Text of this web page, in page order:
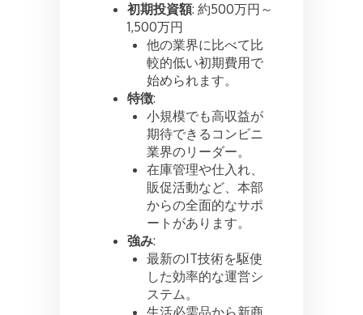
初期投資額: 約500万円～
1,500万円
他の業界に比べて比
較的低い初期費用で
始められます。
特徴:
小規模でも高収益が
期待できるコンビニ
業界のリーダー。
在庫管理や仕入れ、
販促活動など、本部
からの全面的なサポ
ートがあります。
強み:
最新のIT技術を駆使
した効率的な運営シ
ステム。